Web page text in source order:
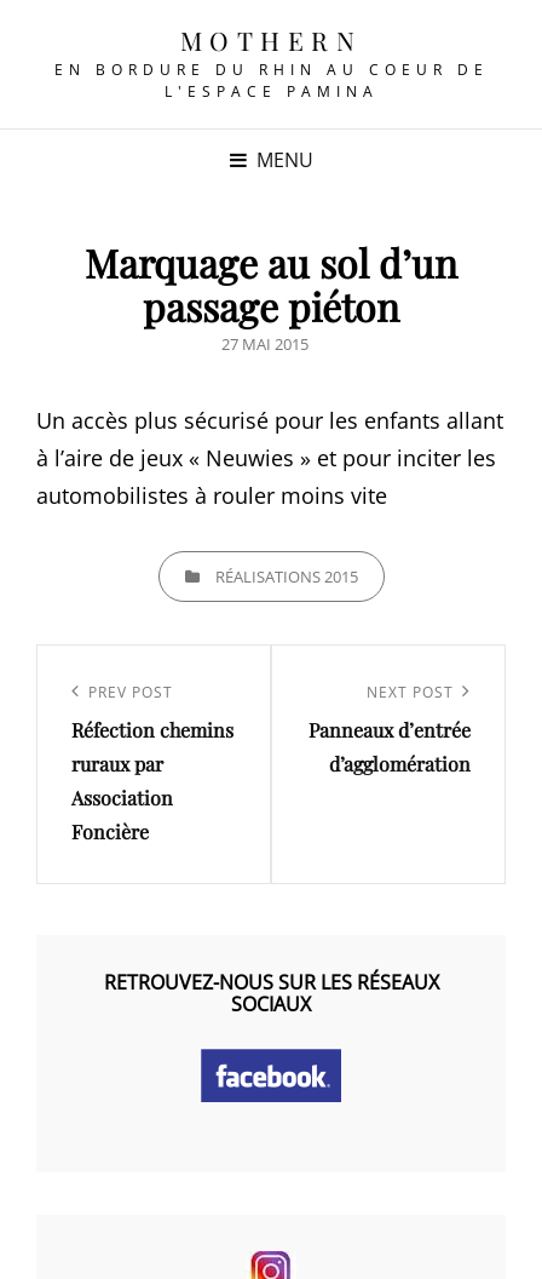
MOTHERN
EN BORDURE DU RHIN AU COEUR DE
L'ESPACE PAMINA
MENU
Marquage au sol d’un
passage piéton
POSTED
27 MAI 2015
Un accès plus sécurisé pour les enfants allant
à l’aire de jeux « Neuwies » et pour inciter les
automobilistes à rouler moins vite
CATEGORIESRÉALISATIONS 2015
l’article
Previous
Post
PREV POST
Réfection chemins
ruraux par
Association
Foncière
Post
NEXT POST
Panneaux d’entrée
d’agglomération
RETROUVEZ-NOUS SUR LES RÉSEAUX
SOCIAUX